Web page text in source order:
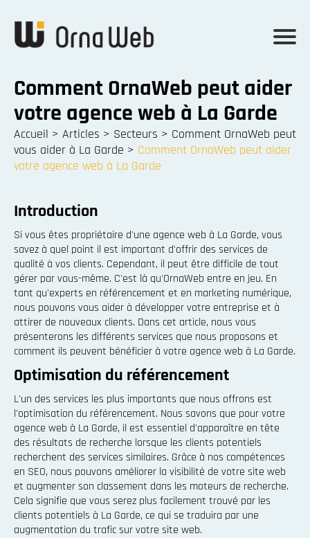
Comment OrnaWeb peut aider
votre agence web à La Garde
Accueil > Articles > Secteurs > Comment OrnaWeb peut
vous aider à La Garde > Comment OrnaWeb peut aider
votre agence web à La Garde
Introduction
Si vous êtes propriétaire d'une agence web à La Garde, vous
savez à quel point il est important d'offrir des services de
qualité à vos clients. Cependant, il peut être difficile de tout
gérer par vous-même. C'est là qu'OrnaWeb entre en jeu. En
tant qu'experts en référencement et en marketing numérique,
nous pouvons vous aider à développer votre entreprise et à
attirer de nouveaux clients. Dans cet article, nous vous
présenterons les différents services que nous proposons et
comment ils peuvent bénéficier à votre agence web à La Garde.
Optimisation du référencement
L'un des services les plus importants que nous offrons est
l'optimisation du référencement. Nous savons que pour votre
agence web à La Garde, il est essentiel d'apparaître en tête
des résultats de recherche lorsque les clients potentiels
recherchent des services similaires. Grâce à nos compétences
en SEO, nous pouvons améliorer la visibilité de votre site web
et augmenter son classement dans les moteurs de recherche.
Cela signifie que vous serez plus facilement trouvé par les
clients potentiels à La Garde, ce qui se traduira par une
augmentation du trafic sur votre site web.